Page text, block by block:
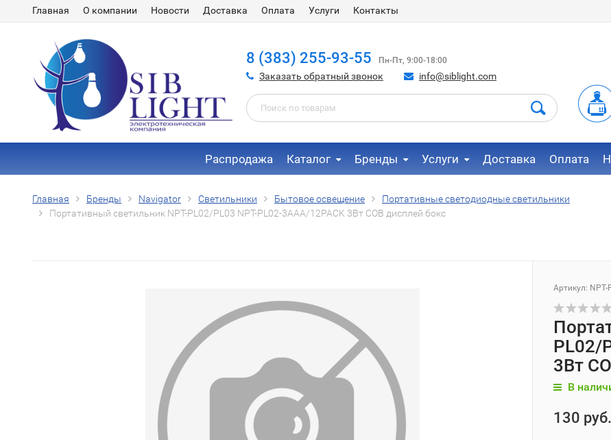
Главная О компании Новости Доставка Оплата Услуги Контакты
8 (383) 255-93-55 Пн-Пт, 9:00-18:00
Заказать обратный звонок info@siblight.com
Распродажа Каталог Бренды Услуги Доставка Оплата
Главная Бренды Navigator Светильники Бытовое освещение
Портативные светодиодные светильники
Портативный светильник NPT-PL02/PL03 NPT-PL02-3AAA/12PACK 3Вт COB дисплей бокс
Артикул:
PL02/
3Вт
В
130 руб.